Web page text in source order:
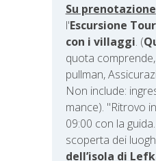
Su prenotazione
l'Escursione
con i villaggi. (
quota
pullman,
Non include:
mance). "Ritrovo
09:00 con la
scoperta dei
dell’isola di